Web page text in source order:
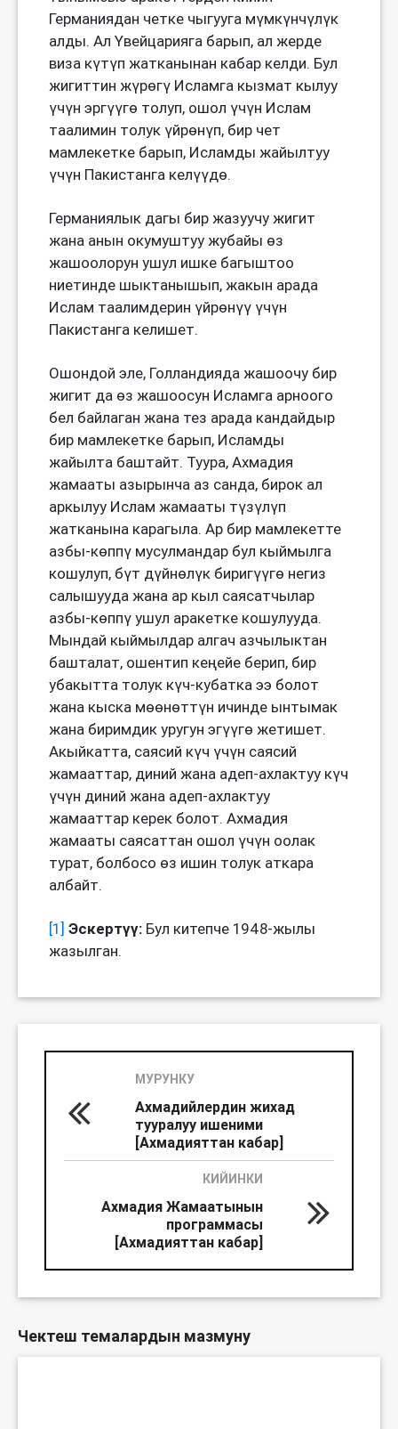
Чектеш темалардын мазмуну
Германиядан четке чыгууга мүмкүнчүлүк
алды. Ал Үвейцарияга барып, ал жерде
виза күтүп жатканынан кабар келди. Бул
жигиттин жүрөгү Исламга кызмат кылуу
үчүн эргүүгө толуп, ошол үчүн Ислам
таалимин толук үйрөнүп, бир чет
мамлекетке барып, Исламды жайылтуу
үчүн Пакистанга келүүдө.
Германиялык дагы бир жазуучу жигит
жана анын окумуштуу жубайы өз
жашоолорун ушул ишке багыштоо
ниетинде шыктанышып, жакын арада
Ислам таалимдерин үйрөнүү үчүн
Пакистанга келишет.
Ошондой эле, Голландияда жашоочу бир
жигит да өз жашоосун Исламга арноого
бел байлаган жана тез арада кандайдыр
бир мамлекетке барып, Исламды
жайылта баштайт. Туура, Ахмадия
жамааты азырынча аз санда, бирок ал
аркылуу Ислам жамааты түзүлүп
жатканына карагыла. Ар бир мамлекетте
азбы-көппү мусулмандар бул кыймылга
кошулуп, бүт дүйнөлүк биригүүгө негиз
салышууда жана ар кыл саясатчылар
азбы-көппү ушул аракетке кошулууда.
Мындай кыймылдар алгач азчылыктан
башталат, ошентип кеңейе берип, бир
убакытта толук күч-кубатка ээ болот
жана кыска мөөнөттүн ичинде ынтымак
жана биримдик уругун эгүүгө жетишет.
Акыйкатта, саясий күч үчүн саясий
жамааттар, диний жана адеп-ахлактуу күч
үчүн диний жана адеп-ахлактуу
жамааттар керек болот. Ахмадия
жамааты саясаттан ошол үчүн оолак
турат, болбосо өз ишин толук аткара
албайт.
[1] Эскертүү: Бул китепче 1948-жылы
жазылган.
МУРУНКУ
Ахмадийлердин жихад
тууралуу ишеними
[Ахмадияттан кабар]
КИЙИНКИ
Ахмадия Жамаатынын
программасы
[Ахмадияттан кабар]